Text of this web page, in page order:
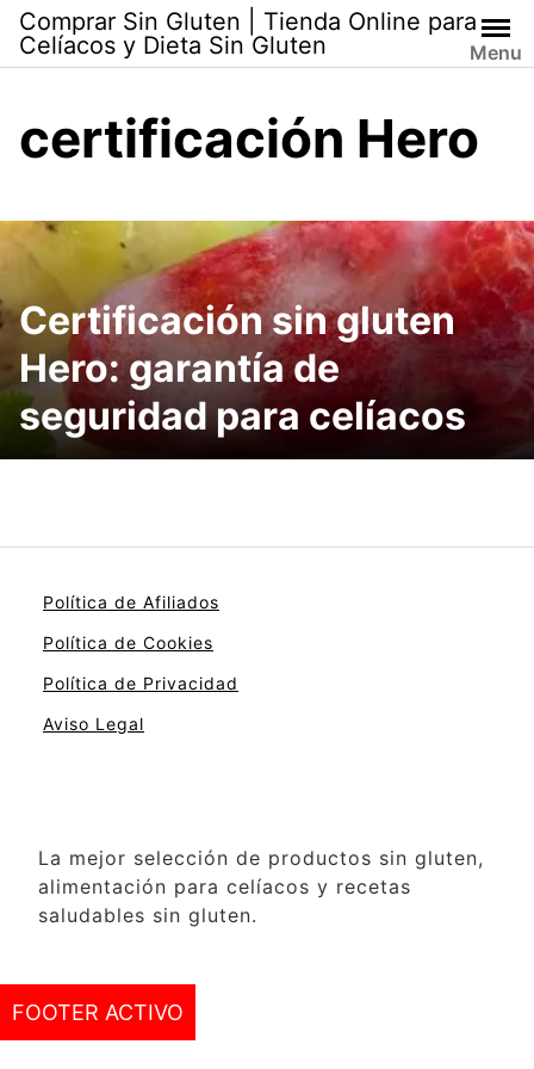
Skip
content
Comprar Sin Gluten | Tienda Online para
Celíacos y Dieta Sin Gluten
Menu
certificación Hero
Certificación sin gluten
Hero: garantía de
seguridad para celíacos
Política de Afiliados
Política de Cookies
Política de Privacidad
Aviso Legal
La mejor selección de productos sin gluten,
alimentación para celíacos y recetas
saludables sin gluten.
FOOTER ACTIVO